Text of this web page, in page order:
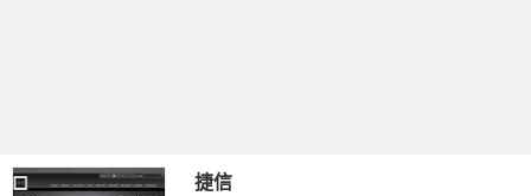
捷信